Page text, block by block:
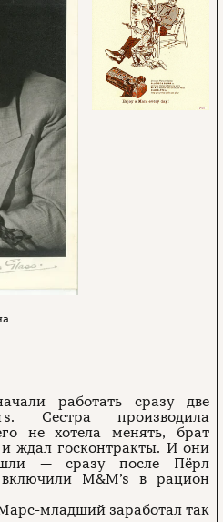
работать сразу две
Сестра производила
не хотела менять, брат
ждал госконтракты. И они
— сразу после Пёрл
M&M’s в рацион
младший заработал так